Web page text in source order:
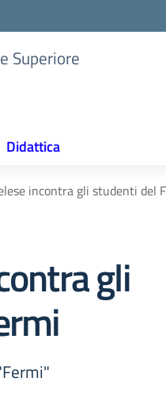
Superiore
Didattica
incontra gli studenti del
gli